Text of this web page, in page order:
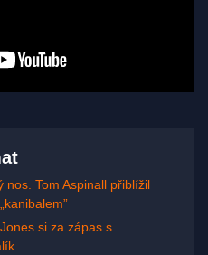
nos. Tom Aspinall přiblížil
si za zápas s